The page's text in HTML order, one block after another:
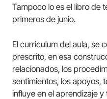
Tampoco lo es el libro de
primeros de junio.
El curriculum del aula, se
prescrito, en esa
relacionados, los
sentimientos, los apoyos,
influye en el aprendizaje